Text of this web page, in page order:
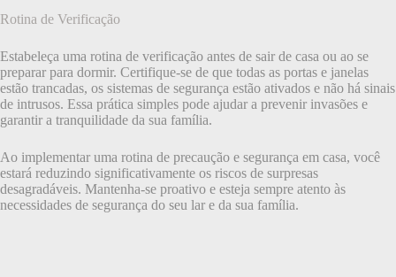
Rotina de Verificação
Estabeleça uma rotina de verificação antes de sair de casa ou ao se
preparar para dormir. Certifique-se de que todas as portas e janelas
estão trancadas, os sistemas de segurança estão ativados e não há sinais
de intrusos. Essa prática simples pode ajudar a prevenir invasões e
garantir a tranquilidade da sua família.
Ao implementar uma rotina de precaução e segurança em casa, você
estará reduzindo significativamente os riscos de surpresas
desagradáveis. Mantenha-se proativo e esteja sempre atento às
necessidades de segurança do seu lar e da sua família.